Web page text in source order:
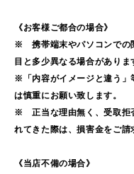
《お客様ご都合の場合》
※ 携帯端末やパソコンでの
目と多少異なる場合がありま
※「内容がイメージと違う」
は慎重にお願い致します。
※ 正当な理由無く、受取拒
れてきた際は、損害金をご請
《当店不備の場合》